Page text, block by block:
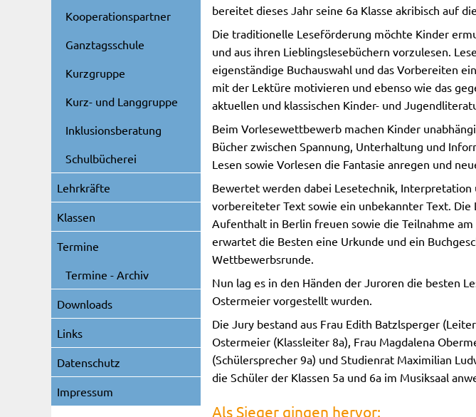
bereitet dieses Jahr seine 6a Klasse akribisch auf
Die traditionelle Leseförderung möchte Kinder
und aus ihren Lieblingslesebüchern vorzulesen.
eigenständige Buchauswahl und das Vorbereiten
mit der Lektüre motivieren und ebenso wie das
aktuellen und klassischen Kinder- und
Beim Vorlesewettbewerb machen Kinder
Bücher zwischen Spannung, Unterhaltung und
Lesen sowie Vorlesen die Fantasie anregen und
Bewertet werden dabei Lesetechnik, Interpretation
vorbereiteter Text sowie ein unbekannter Text.
Aufenthalt in Berlin freuen sowie die Teilnahme
erwartet die Besten eine Urkunde und ein
Wettbewerbsrunde.
Nun lag es in den Händen der Juroren die besten
Ostermeier vorgestellt wurden.
Die Jury bestand aus Frau Edith Batzlsperger
Ostermeier (Klassleiter 8a), Frau Magdalena
(Schülersprecher 9a) und Studienrat Maximilian
die Schüler der Klassen 5a und 6a im Musiksaal
Als Sieger gingen hervor:
Kooperationspartner
Ganztagsschule
Kurzgruppe
Kurz- und Langgruppe
Inklusionsberatung
Schulbücherei
Lehrkräfte
Klassen
Termine
Termine - Archiv
Downloads
Links
Datenschutz
Impressum